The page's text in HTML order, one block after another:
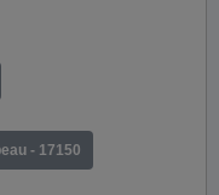
- 17150